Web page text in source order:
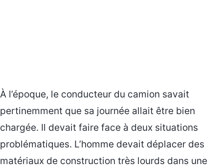
À l’époque, le conducteur du camion savait
pertinemment que sa journée allait être bien
chargée. Il devait faire face à deux situations
problématiques. L’homme devait déplacer des
matériaux de construction très lourds dans une